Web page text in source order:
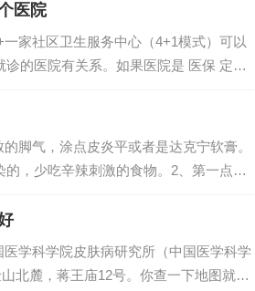
医院
家社区卫生服务中心（4+1模式）可以
的医院有关系。如果医院是 医保 定点
病一般情况下医保可以报销的，但是花
脚气，涂点皮炎平或者是达克宁软膏。
，少吃辛辣刺激的食物。2、第一点：
袜，毛巾、浴巾等等，也不能共用，生
学科学院皮肤病研究所（中国医学科学
北麓，蒋王庙12号。你查一下地图就行